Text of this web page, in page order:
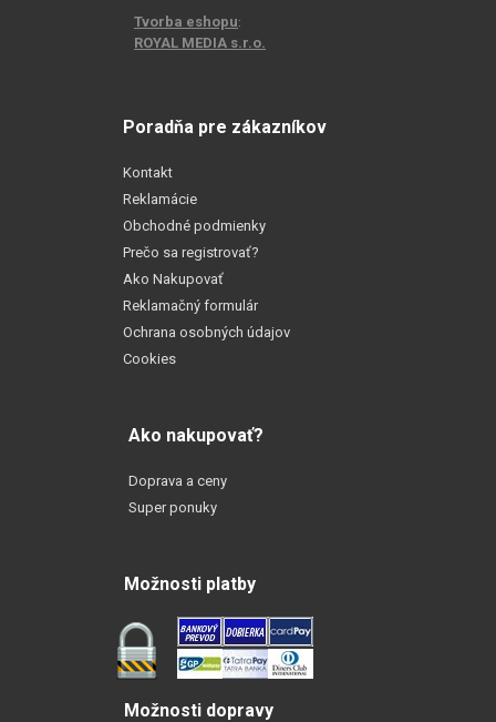
Tvorba eshopu:
ROYAL MEDIA s.r.o.
Poradňa pre zákazníkov
Kontakt
Reklamácie
Obchodné podmienky
Prečo sa registrovať?
Ako Nakupovať
Reklamačný formulár
Ochrana osobných údajov
Cookies
Ako nakupovať?
Doprava a ceny
Super ponuky
Možnosti platby
Možnosti dopravy